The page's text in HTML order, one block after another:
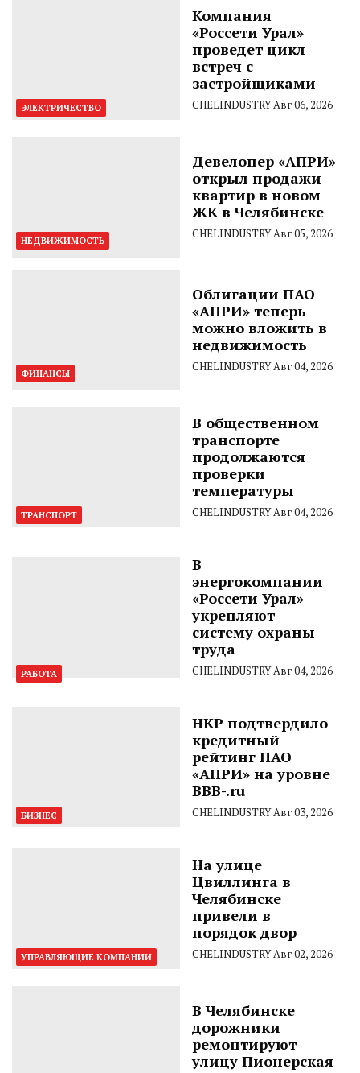
ЭЛЕКТРИЧЕСТВО
Компания
«Россети Урал»
проведет цикл
встреч с
застройщиками
CHELINDUSTRYАвг 06, 2026
НЕДВИЖИМОСТЬ
Девелопер «АПРИ»
открыл продажи
квартир в новом
ЖК в Челябинске
CHELINDUSTRYАвг 05, 2026
ФИНАНСЫ
Облигации ПАО
«АПРИ» теперь
можно вложить в
недвижимость
CHELINDUSTRYАвг 04, 2026
ТРАНСПОРТ
В общественном
транспорте
продолжаются
проверки
температуры
CHELINDUSTRYАвг 04, 2026
РАБОТА
В
энергокомпании
«Россети Урал»
укрепляют
систему охраны
труда
CHELINDUSTRYАвг 04, 2026
БИЗНЕС
НКР подтвердило
кредитный
рейтинг ПАО
«АПРИ» на уровне
BBB-.ru
CHELINDUSTRYАвг 03, 2026
УПРАВЛЯЮЩИЕ КОМПАНИИ
На улице
Цвиллинга в
Челябинске
привели в
порядок двор
CHELINDUSTRYАвг 02, 2026
В Челябинске
дорожники
ремонтируют
улицу Пионерская